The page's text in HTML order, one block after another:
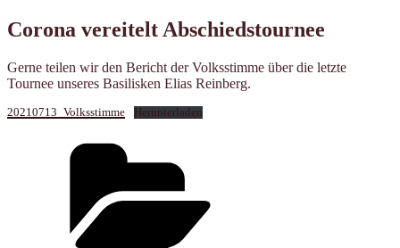
Corona vereitelt Abschiedstournee
Gerne teilen wir den Bericht der Volksstimme über die letzte
Tournee unseres Basilisken Elias Reinberg.
20210713_Volksstimme Herunterladen